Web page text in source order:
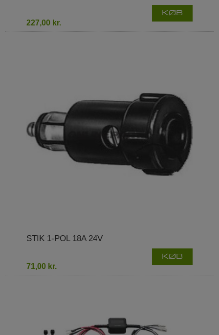
227,00 kr.
KØB
STIK 1-POL 18A 24V
71,00 kr.
KØB